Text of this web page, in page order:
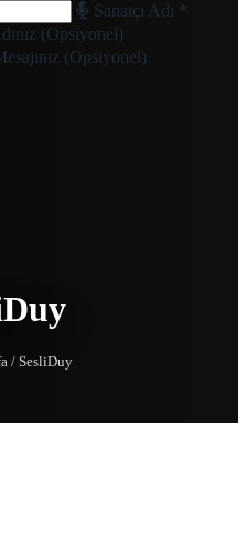
Sanatçı Adı *
(Opsiyonel)
(Opsiyonel)
/SesliDuy